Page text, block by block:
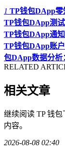
1 TP钱包DApp
TP钱包DApp测
TP钱包DApp通
TP钱包DApp账
包DApp数据分析
RELATED
相关文章
继续阅读 TP 钱
内容。
2026-08-08 02:40